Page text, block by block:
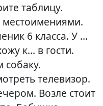
таблицу.
6 класса. У …
к… в гости.
собаку.
телевизор.
Возле стоит